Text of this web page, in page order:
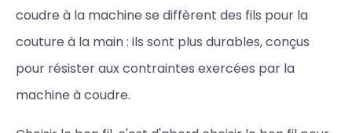
coudre à la machine se diffèrent des fils pour la
couture à la main : ils sont plus durables, conçus
pour résister aux contraintes exercées par la
machine à coudre.